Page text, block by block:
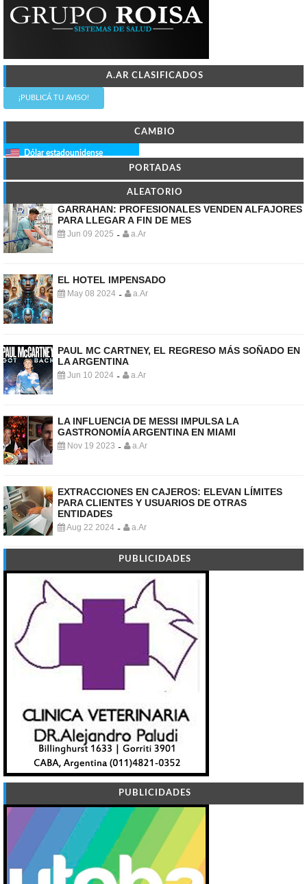
A.AR CLASIFICADOS
¡PUBLICÁ TU AVISO!
CAMBIO
Dólar estadounidense
PORTADAS
ALEATORIO
GARRAHAN: PROFESIONALES VENDEN ALFAJORES
PARA LLEGAR A FIN DE MES
Jun 09 2025 - a.Ar
EL HOTEL IMPENSADO
May 08 2024 - a.Ar
PAUL MC CARTNEY, EL REGRESO MÁS SOÑADO EN
LA ARGENTINA
Jun 10 2024 - a.Ar
LA INFLUENCIA DE MESSI IMPULSA LA
GASTRONOMÍA ARGENTINA EN MIAMI
Nov 19 2023 - a.Ar
EXTRACCIONES EN CAJEROS: ELEVAN LÍMITES
PARA CLIENTES Y USUARIOS DE OTRAS
ENTIDADES
Aug 22 2024 - a.Ar
PUBLICIDADES
PUBLICIDADES